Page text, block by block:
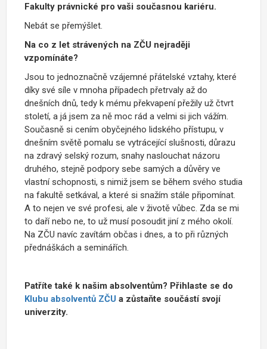
Fakulty právnické pro vaši současnou kariéru.
Nebát se přemýšlet.
Na co z let strávených na ZČU nejraději
vzpomínáte?
Jsou to jednoznačně vzájemné přátelské vztahy, které
díky své síle v mnoha případech přetrvaly až do
dnešních dnů, tedy k mému překvapení přežily už čtvrt
století, a já jsem za ně moc rád a velmi si jich vážím.
Současně si cením obyčejného lidského přístupu, v
dnešním světě pomalu se vytrácející slušnosti, důrazu
na zdravý selský rozum, snahy naslouchat názoru
druhého, stejně podpory sebe samých a důvěry ve
vlastní schopnosti, s nimiž jsem se během svého studia
na fakultě setkával, a které si snažím stále připomínat.
A to nejen ve své profesi, ale v životě vůbec. Zda se mi
to daří nebo ne, to už musí posoudit jiní z mého okolí.
Na ZČU navíc zavítám občas i dnes, a to při různých
přednáškách a seminářích.
Patříte také k našim absolventům? Přihlaste se do
Klubu absolventů ZČU a zůstaňte součástí svojí
univerzity.